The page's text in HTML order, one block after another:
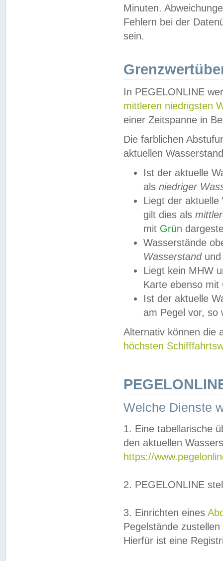
Minuten.
Fehlern bei der
sein.
In PEGELONLINE
mittleren niedrigsten
einer Zeitspanne in
Die farblichen
aktuellen
Ist der aktuelle
als niedriger
Liegt der
gilt dies als
mit Grün
Wasserstände
Wasserstandund
Liegt kein MHW
Karte ebenso mit
Ist der aktuelle
am Pegel vor,
Alternativ können die
höchsten
Welche Dienste
1. Eine tabellarische
den aktuellen
https://
2. PEGELONLINE
3. Einrichten eines
Pegelstände
Hierfür ist eine